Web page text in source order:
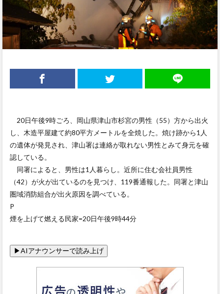
20日午後9時ごろ、岡山県津山市杉宮の男性（55）方から出火
し、木造平屋建て約80平方メートルを全焼した。焼け跡から1人
の遺体が発見され、津山署は連絡が取れない男性とみて身元を確
認している。
同署によると、男性は1人暮らし。近所に住む会社員男性
（42）が火が出ているのを見つけ、119番通報した。同署と津山
圏域消防組合が出火原因を調べている。
P
煙を上げて燃える民家=20日午後9時44分